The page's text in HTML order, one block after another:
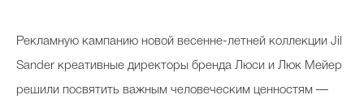
Рекламную кампанию новой весенне-летней коллекции Jil
Sander креативные директоры бренда Люси и Люк Мейер
решили посвятить важным человеческим ценностям —